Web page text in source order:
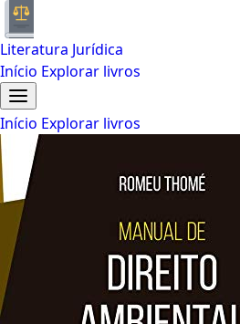
Literatura Jurídica
Início Explorar livros
Início Explorar livros